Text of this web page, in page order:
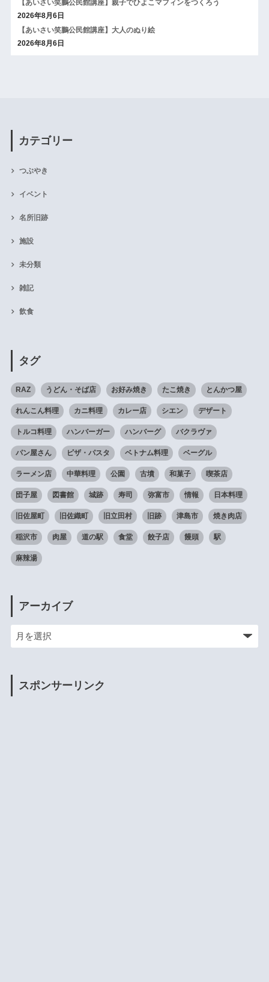
【あいさい笑鵬公民館講座】親子でひよこマフィンをつくろう
2026年8月6日
【あいさい笑鵬公民館講座】大人のぬり絵
2026年8月6日
カテゴリー
つぶやき
イベント
名所旧跡
施設
未分類
雑記
飲食
タグ
RAZ うどん・そば店 お好み焼き たこ焼き とんかつ屋
れんこん料理 カニ料理 カレー店 シエン デザート
トルコ料理 ハンバーガー ハンバーグ バクラヴァ
パン屋さん ピザ・パスタ ベトナム料理 ベーグル
ラーメン店 中華料理 公園 古墳 和菓子 喫茶店
団子屋 図書館 城跡 寿司 弥富市 情報 日本料理
旧佐屋町 旧佐織町 旧立田村 旧跡 津島市 焼き肉店
稲沢市 肉屋 道の駅 食堂 餃子店 饅頭 駅
麻辣湯
アーカイブ
スポンサーリンク